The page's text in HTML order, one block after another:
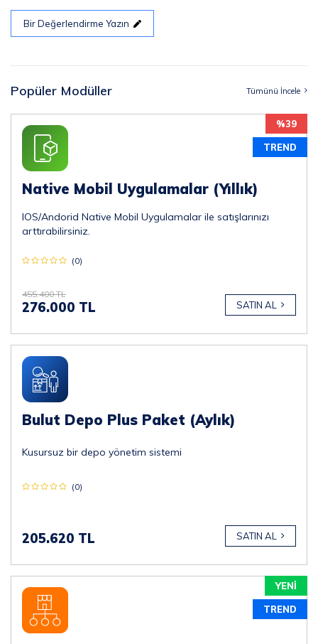
Bir Değerlendirme Yazın
Popüler Modüller Tümünü İncele
Native Mobil Uygulamalar (Yıllık)
IOS/Andorid Native Mobil Uygulamalar ile satışlarınızı
arttırabilirsiniz.
(0)
455.400 TL
276.000 TL SATIN AL
%39
TREND
Bulut Depo Plus Paket (Aylık)
Kusursuz bir depo yönetim sistemi
(0)
205.620 TL SATIN AL
YENİ
TREND